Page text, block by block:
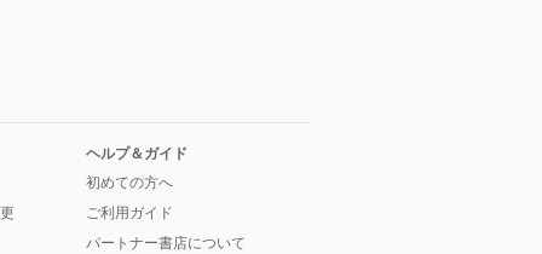
ヘルプ＆ガイド
初めての方へ
ご利用ガイド
パートナー書店について